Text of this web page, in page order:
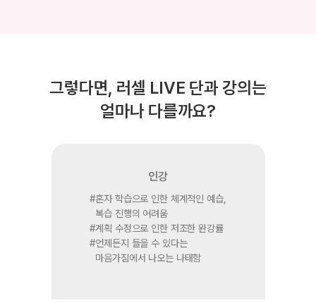
그렇다면, 러셀 LIVE 단과 강의는
얼마나 다를까요?
인강
#혼자 학습으로 인한 체계적인 예습,
복습 진행의 어려움
#계획 수정으로 인한 저조한 완강률
#언제든지 들을 수 있다는
마음가짐에서 나오는 나태함